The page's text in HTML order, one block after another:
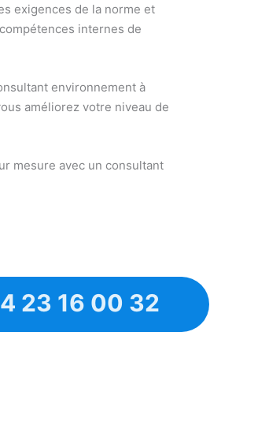
exigences de la norme et
internes de
environnement à
améliorez votre niveau de
mesure avec un consultant
23 16 00 32